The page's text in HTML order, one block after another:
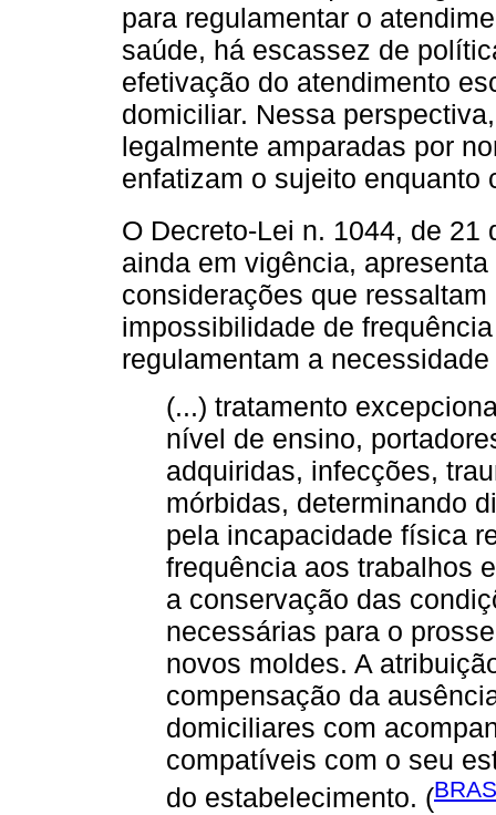
para regulamentar o
saúde, há escassez de
efetivação do atendimento
domiciliar. Nessa
legalmente amparadas por
enfatizam o sujeito enquanto
O Decreto-Lei n. 1044, de 21
ainda em vigência,
considerações que
impossibilidade de
regulamentam a necessidade
(...) tratamento
nível de ensino,
adquiridas, infecções,
mórbidas, determinando
pela incapacidade física
frequência aos trabalhos
a conservação das
necessárias para o
novos moldes. A
compensação da
domiciliares com
compatíveis com o seu
do estabelecimento. (